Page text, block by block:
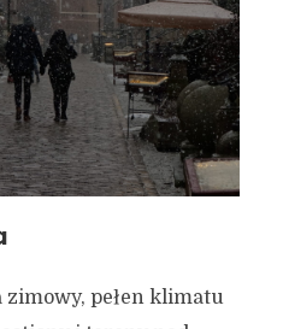
pełen klimatu